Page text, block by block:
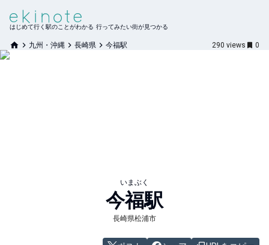
はじめて行く駅のことがわかる 行ってみたい街が見つかる
九州・沖縄 長崎県 今福駅 290 views 0
いまぶく
今福駅
長崎県松浦市